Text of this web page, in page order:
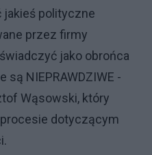
jakieś polityczne
przez firmy
jako obrońca
są NIEPRAWDZIWE -
Wąsowski, który
dotyczącym